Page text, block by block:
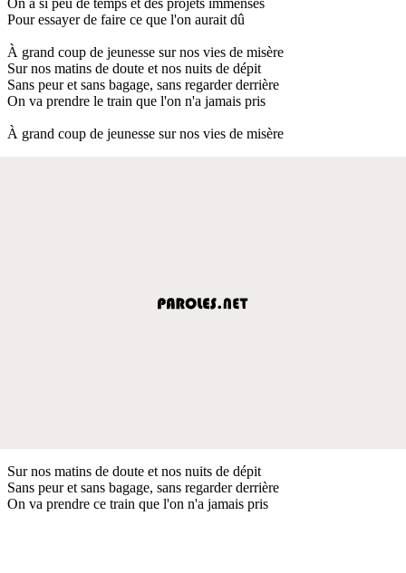
Pour essayer de faire ce que l'on aurait dû
À grand coup de jeunesse sur nos vies de misère
Sur nos matins de doute et nos nuits de dépit
Sans peur et sans bagage, sans regarder derrière
On va prendre le train que l'on n'a jamais pris
À grand coup de jeunesse sur nos vies de misère
Sur nos matins de doute et nos nuits de dépit
Sans peur et sans bagage, sans regarder derrière
On va prendre ce train que l'on n'a jamais pris